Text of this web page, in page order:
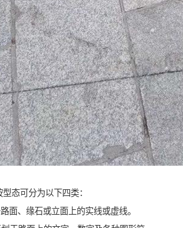
态可分为以下四类：
面、缘石或立面上的实线或虚线。